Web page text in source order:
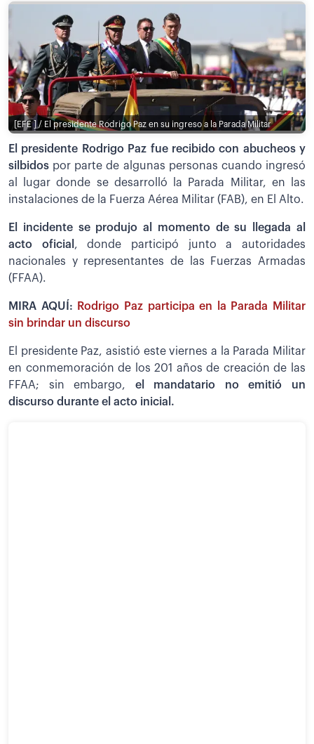
[EFE ] / El presidente Rodrigo Paz en su ingreso a la Parada Militar
El presidente Rodrigo Paz fue recibido con abucheos y
silbidos por parte de algunas personas cuando ingresó
al lugar donde se desarrolló la Parada Militar, en las
instalaciones de la Fuerza Aérea Militar (FAB), en El Alto.
El incidente se produjo al momento de su llegada al
acto oficial , donde participó junto a autoridades
nacionales y representantes de las Fuerzas Armadas
(FFAA).
MIRA AQUÍ:
Rodrigo Paz participa en la Parada Militar
sin brindar un discurso
El presidente Paz, asistió este viernes a la Parada Militar
en conmemoración de los 201 años de creación de las
FFAA; sin embargo, el mandatario no emitió un
discurso durante el acto inicial.